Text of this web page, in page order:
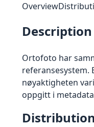
Overview
Description
Ortofoto har
nøyaktigheten
oppgitt i